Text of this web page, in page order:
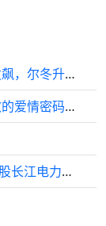
李沐宸错失良机泪目，刘奕畅连败四场发飙，尔冬升气笑了！
情侣改名能增进感情？玄学大师亲测有效的爱情密码大公……
电力ETF（561560）开盘跌0.43%，重仓股长江电力跌0.24%，中国核电跌0.21%